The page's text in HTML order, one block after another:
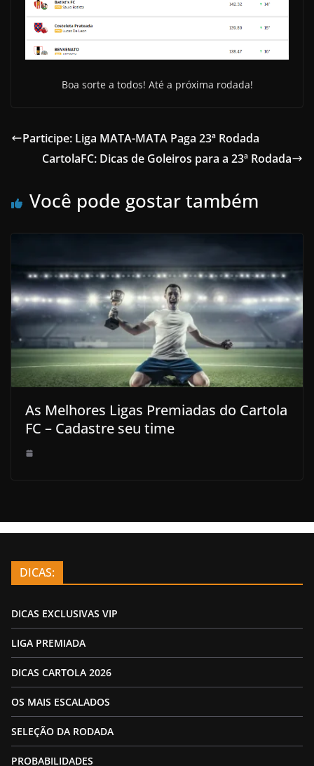
Boa sorte a todos! Até a próxima rodada!
Participe: Liga MATA-MATA Paga 23ª Rodada
CartolaFC: Dicas de Goleiros para a 23ª Rodada
Você pode gostar também
As Melhores Ligas Premiadas do Cartola
FC – Cadastre seu time
DICAS:
DICAS EXCLUSIVAS VIP
LIGA PREMIADA
DICAS CARTOLA 2026
OS MAIS ESCALADOS
SELEÇÃO DA RODADA
PROBABILIDADES